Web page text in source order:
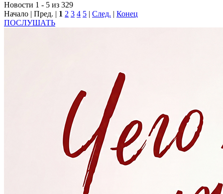
Новости 1 - 5 из 329
Начало | Пред. | 1 2 3 4 5 | След. | Конец
ПОСЛУШАТЬ